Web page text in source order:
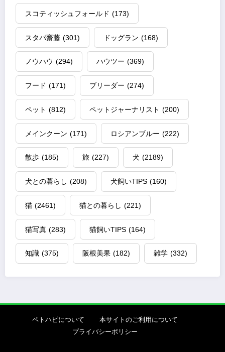
スコティッシュフォールド (173)
スタパ齋藤 (301) ドッグラン (168)
ノウハウ (294) ハウツー (369)
フード (171) ブリーダー (274)
ペット (812) ペットジャーナリスト (200)
メインクーン (171) ロシアンブルー (222)
散歩 (185) 旅 (227) 犬 (2189)
犬との暮らし (208) 犬飼いTIPS (160)
猫 (2461) 猫との暮らし (221)
猫写真 (283) 猫飼いTIPS (164)
知識 (375) 阪根美果 (182) 雑学 (332)
ペトハピについて
本サイトのご利用について
プライバシーポリシー